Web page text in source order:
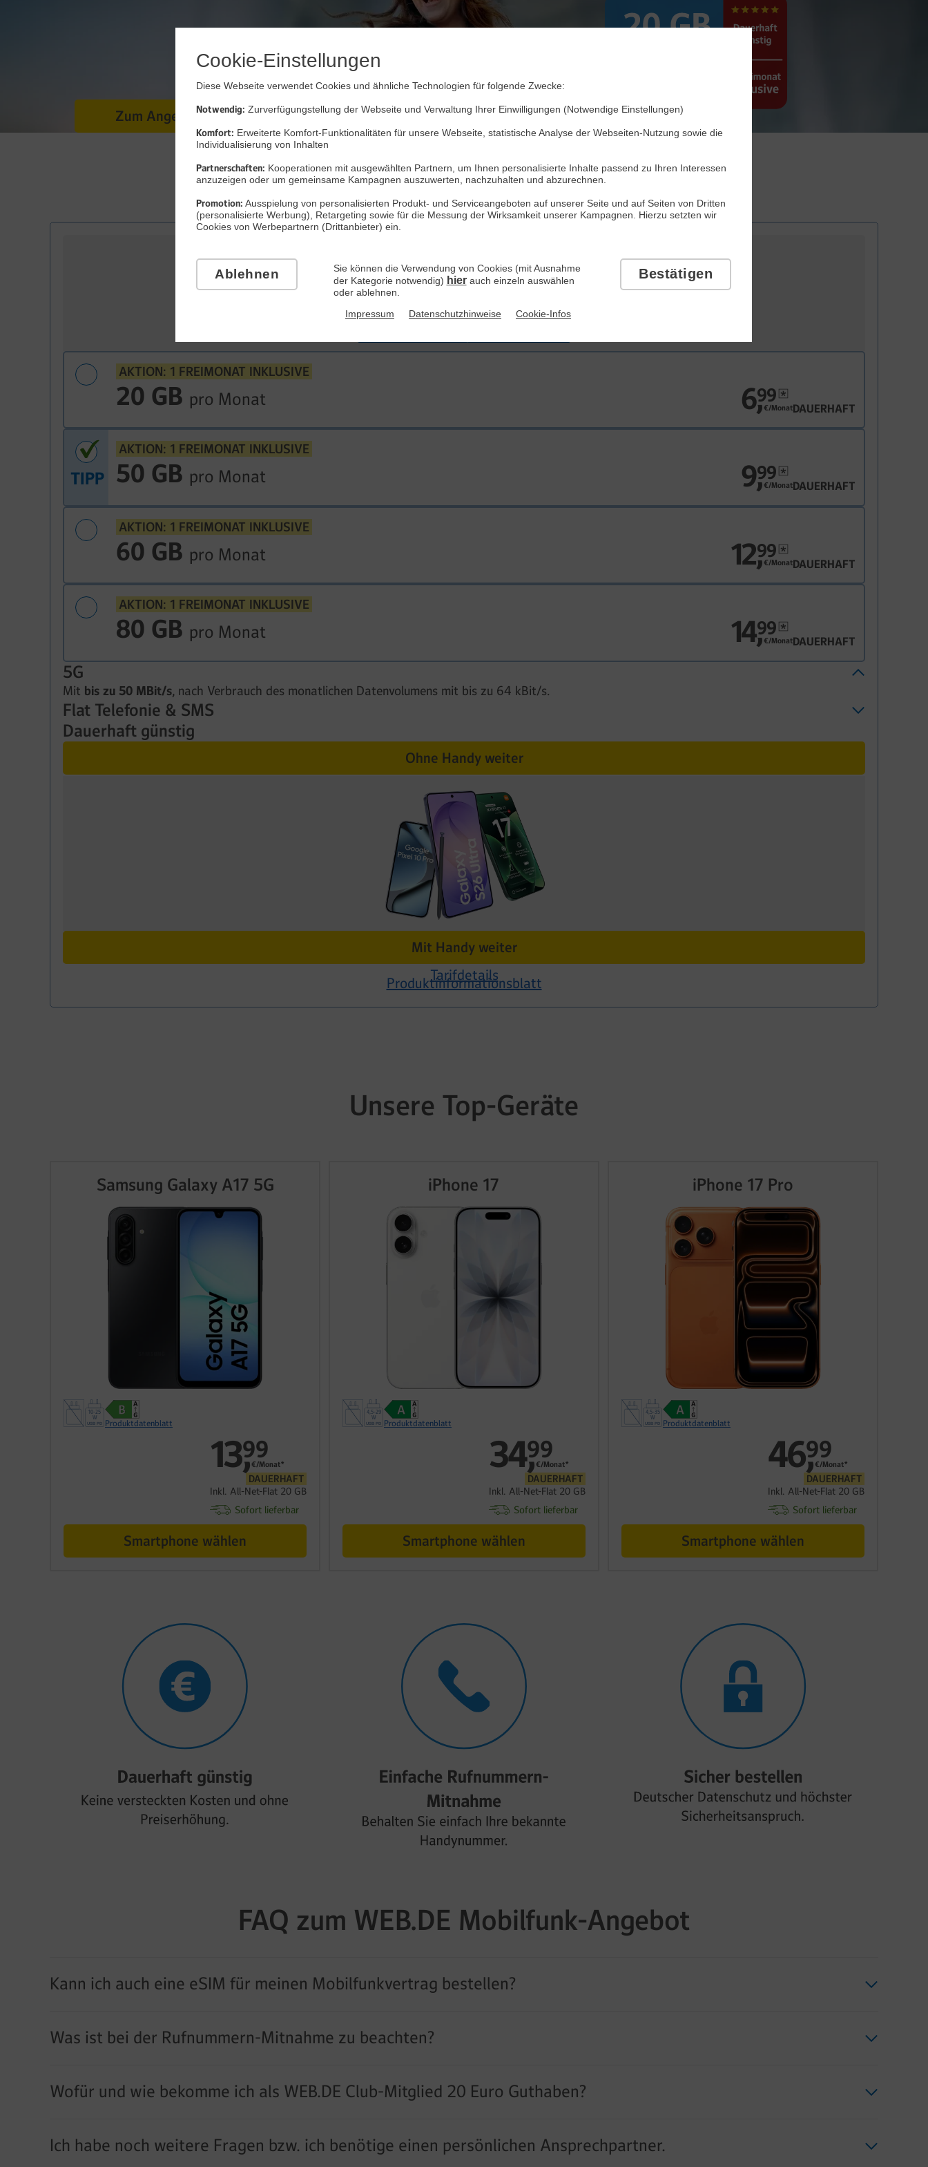
Zum Angebot
WEB.DE Handytarife
All-Net-Flat
mit passgenauen GB
AKTION: 1 FREIMONAT INKLUSIVE
20 GB pro Monat 6,
99
€/MonatDAUERHAFT
AKTION: 1 FREIMONAT INKLUSIVE
50 GB pro Monat
TIPP 9,
99
€/MonatDAUERHAFT
AKTION: 1 FREIMONAT INKLUSIVE
60 GB pro Monat 12,99
€/MonatDAUERHAFT
AKTION: 1 FREIMONAT INKLUSIVE
80 GB pro Monat 14,
99
€/MonatDAUERHAFT
5G
Mit bis zu 50 MBit/s, nach Verbrauch des monatlichen Datenvolumens mit bis zu 64 kBit/s.
Flat Telefonie & SMS
In alle dt. Fest- und Mobilfunknetze
Dauerhaft günstig
Ohne Handy weiter
Mit Handy weiter
Tarifdetails
Produktinformationsblatt
Unsere Top-Geräte
Samsung Galaxy A17 5G
Produktdatenblatt
13,
99
€/Monat*
DAUERHAFT
Inkl. All-Net-Flat 20 GB
Sofort lieferbar
Smartphone wählen
iPhone 17
Produktdatenblatt
34,
99
€/Monat*
DAUERHAFT
Inkl. All-Net-Flat 20 GB
Sofort lieferbar
Smartphone wählen
iPhone 17 Pro
Produktdatenblatt
46,
99
€/Monat*
DAUERHAFT
Inkl. All-Net-Flat 20 GB
Sofort lieferbar
Smartphone wählen
FAQ zum WEB.DE Mobilfunk-Angebot
Kann ich auch eine eSIM für meinen Mobilfunkvertrag bestellen?
Was ist bei der Rufnummern-Mitnahme zu beachten?
Wofür und wie bekomme ich als WEB.DE Club-Mitglied 20 Euro Guthaben?
Ich habe noch weitere Fragen bzw. ich benötige einen persönlichen Ansprechpartner.
Cookie-Einstellungen
Diese Webseite verwendet Cookies und ähnliche Technologien für folgende Zwecke:
Notwendig: Zurverfügungstellung der Webseite und Verwaltung Ihrer Einwilligungen (Notwendige Einstellungen)
Komfort: Erweiterte Komfort-Funktionalitäten für unsere Webseite, statistische Analyse der Webseiten-Nutzung sowie die
Individualisierung von Inhalten
Partnerschaften: Kooperationen mit ausgewählten Partnern, um Ihnen personalisierte Inhalte passend zu Ihren Interessen
anzuzeigen oder um gemeinsame Kampagnen auszuwerten, nachzuhalten und abzurechnen.
Promotion: Ausspielung von personalisierten Produkt- und Serviceangeboten auf unserer Seite und auf Seiten von Dritten
(personalisierte Werbung), Retargeting sowie für die Messung der Wirksamkeit unserer Kampagnen. Hierzu setzten wir
Cookies von Werbepartnern (Drittanbieter) ein.
Ablehnen
Sie können die Verwendung von Cookies (mit Ausnahme
der Kategorie notwendig) hierauch einzeln auswählen
oder ablehnen.
Bestätigen
Impressum Datenschutzhinweise Cookie-Infos